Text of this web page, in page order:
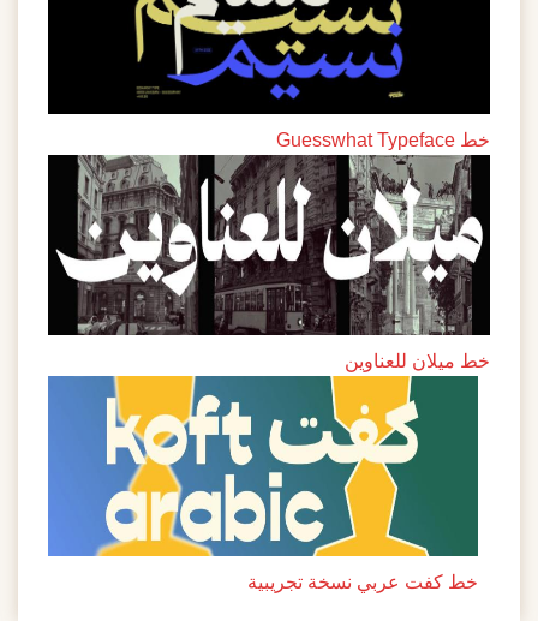
خط Guesswhat Typeface
خط ميلان للعناوين
خط كفت عربي نسخة تجريبية